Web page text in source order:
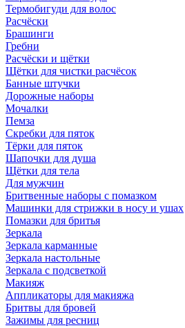
Термобигуди для волос
Расчёски
Брашинги
Гребни
Расчёски и щётки
Щётки для чистки расчёсок
Банные штучки
Дорожные наборы
Мочалки
Пемза
Скребки для пяток
Тёрки для пяток
Шапочки для душа
Щётки для тела
Для мужчин
Бритвенные наборы с помазком
Машинки для стрижки в носу и ушах
Помазки для бритья
Зеркала
Зеркала карманные
Зеркала настольные
Зеркала с подсветкой
Макияж
Аппликаторы для макияжа
Бритвы для бровей
Зажимы для ресниц